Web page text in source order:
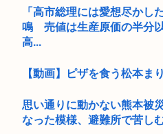
「高市総理には愛想尽かし
鳴 売値は生産原価の半分
高...
【動画】ピザを食う松本ま
思い通りに動かない熊本被
なった模様、避難所で苦